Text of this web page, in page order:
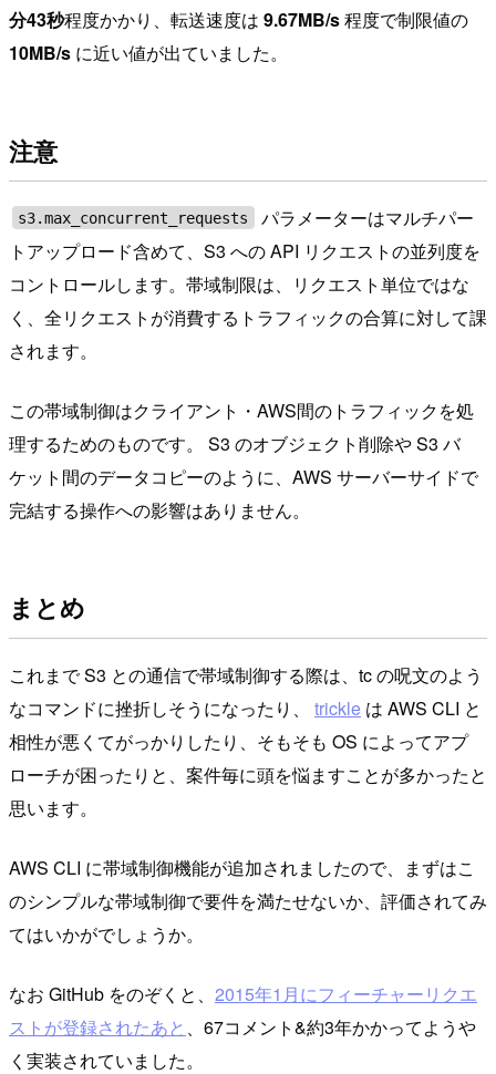
分43秒程度かかり、転送速度は 9.67MB/s程度で制限値の
10MB/s に近い値が出ていました。
注意
s3.max_concurrent_requests
パラメーターはマルチパー
トアップロード含めて、S3 への API リクエストの並列度を
コントロールします。帯域制限は、リクエスト単位ではな
く、全リクエストが消費するトラフィックの合算に対して課
されます。
この帯域制御はクライアント・AWS間のトラフィックを処
理するためのものです。 S3 のオブジェクト削除や S3 バ
ケット間のデータコピーのように、AWS サーバーサイドで
完結する操作への影響はありません。
まとめ
これまで S3 との通信で帯域制御する際は、tc の呪文のよう
なコマンドに挫折しそうになったり、 trickle は AWS CLI と
相性が悪くてがっかりしたり、そもそも OS によってアプ
ローチが困ったりと、案件毎に頭を悩ますことが多かったと
思います。
AWS CLI に帯域制御機能が追加されましたので、まずはこ
のシンプルな帯域制御で要件を満たせないか、評価されてみ
てはいかがでしょうか。
なお GitHub をのぞくと、 2015年1月にフィーチャーリクエ
ストが登録されたあと 、67コメント&約3年かかってようや
く実装されていました。